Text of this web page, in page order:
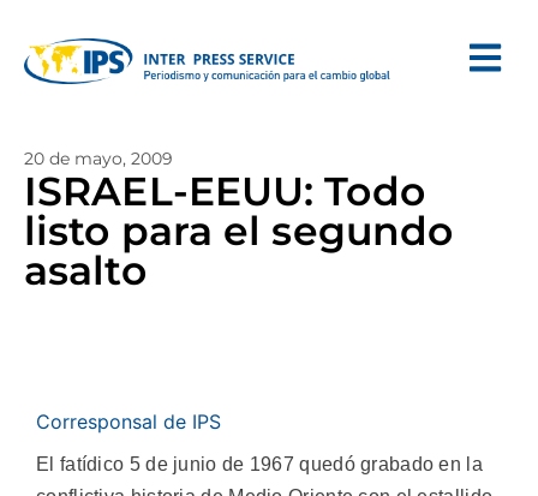
20 de mayo, 2009
ISRAEL-EEUU: Todo
listo para el segundo
asalto
Corresponsal de IPS
El fatídico 5 de junio de 1967 quedó grabado en la